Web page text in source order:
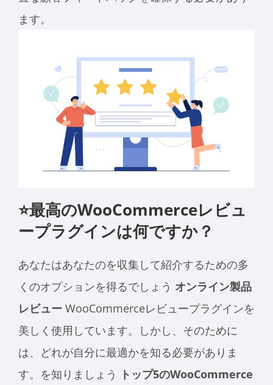
ます。
⭐最高のWooCommerceレビュ
ープラグインは何ですか？
あなたはあなたのを収集して紹介するための多
くのオプションを得るでしょう オンライン製品
レビュー WooCommerceレビュープラグインを
美しく使用しています。しかし、そのために
は、どれが自分に最適かを知る必要がありま
す。を知りましょう
トップ5のWooCommerce